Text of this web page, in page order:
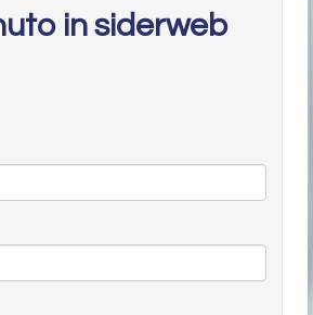
in siderweb